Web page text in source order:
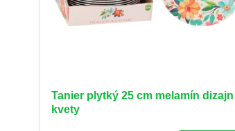
Tanier plytký 25 cm melamín dizajn
kvety